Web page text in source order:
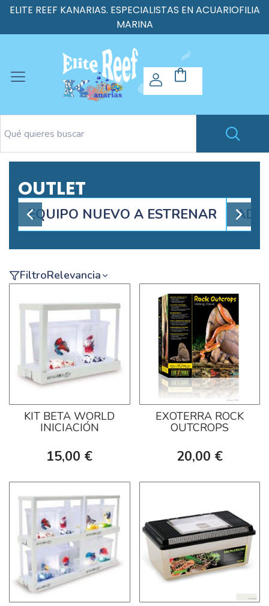
ELITE REEF KANARIAS. ESPECIALISTAS EN ACUARIOFILIA
MARINA
OUTLET
EQUIPO NUEVO A ESTRENAR
FiltroRelevancia
KIT BETA WORLD
INICIACIÓN
15,00 €
EXOTERRA ROCK
OUTCROPS
20,00 €